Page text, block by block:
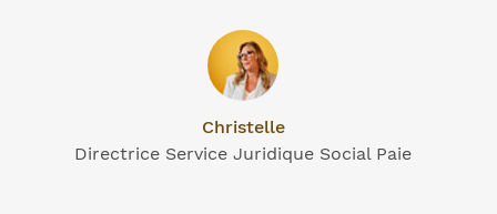
Christelle
Directrice Service Juridique Social Paie